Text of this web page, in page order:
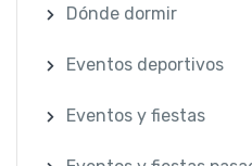
Dónde dormir
Eventos deportivos
Eventos y fiestas